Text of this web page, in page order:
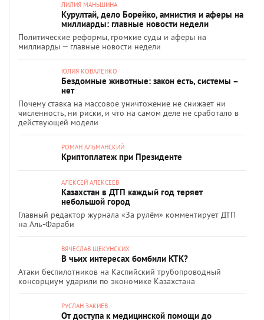
ЛИЛИЯ МАНЬШИНА
Курултай, дело Борейко, амнистия и аферы на
миллиарды: главные новости недели
Политические реформы, громкие суды и аферы на
миллиарды — главные новости недели
ЮЛИЯ КОВАЛЕНКО
Бездомные животные: закон есть, системы –
нет
Почему ставка на массовое уничтожение не снижает ни
численность, ни риски, и что на самом деле не сработало в
действующей модели
РОМАН АЛЬМАНСКИЙ
Криптоплатеж при Президенте
АЛЕКСЕЙ АЛЕКСЕЕВ
Казахстан в ДТП каждый год теряет
небольшой город
Главный редактор журнала «За рулём» комментирует ДТП
на Аль-Фараби
ВЯЧЕСЛАВ ЩЕКУНСКИХ
В чьих интересах бомбили КТК?
Атаки беспилотников на Каспийский трубопроводный
консорциум ударили по экономике Казахстана
РУСЛАН ЗАКИЕВ
От доступа к медицинской помощи до